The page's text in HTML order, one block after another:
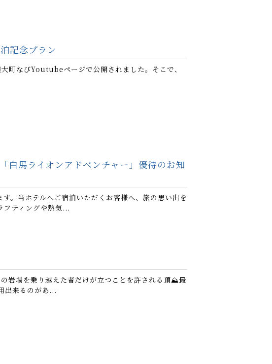
記念プラン
町なびYoutubeページで公開されました。そこで、
白馬ライオンアドベンチャー」優待のお知
。当ホテルへご宿泊いただくお客様へ、旅の思い出を
フティングや熱気...
岩場を乗り越えた者だけが立つことを許される頂⛰️最
出来るのがあ...